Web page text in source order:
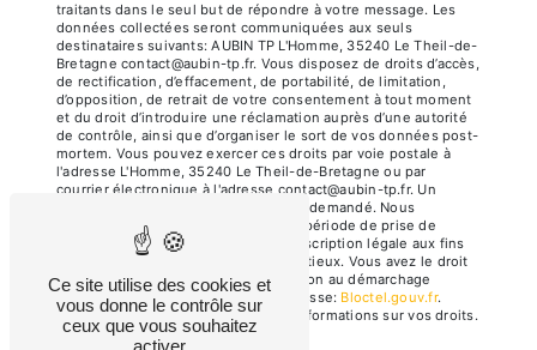
traitants dans le seul but de répondre à votre message. Les
données collectées seront communiquées aux seuls
destinataires suivants: AUBIN TP L'Homme, 35240 Le Theil-de-
Bretagne contact@aubin-tp.fr. Vous disposez de droits d’accès,
de rectification, d’effacement, de portabilité, de limitation,
d’opposition, de retrait de votre consentement à tout moment
et du droit d’introduire une réclamation auprès d’une autorité
de contrôle, ainsi que d’organiser le sort de vos données post-
mortem. Vous pouvez exercer ces droits par voie postale à
l'adresse L'Homme, 35240 Le Theil-de-Bretagne ou par
courrier électronique à l'adresse contact@aubin-tp.fr. Un
justificatif d'identité pourra vous être demandé. Nous
conservons vos données pendant la période de prise de
contact puis pendant la durée de prescription légale aux fins
probatoires et de gestion des contentieux. Vous avez le droit
de vous inscrire sur la liste d'opposition au démarchage
téléphonique, disponible à cette adresse:
Bloctel.gouv.fr.
Consultez le site cnil.fr pour plus d’informations sur vos droits.
Ce site utilise des cookies et
vous donne le contrôle sur
ceux que vous souhaitez
activer